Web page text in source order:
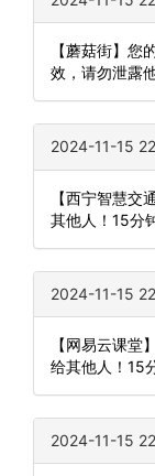
【蘑菇街】
效，请勿泄露他
2024-11-15
【西宁智慧
其他人！15分
2024-11-15
【网易云课
给其他人！15
2024-11-15